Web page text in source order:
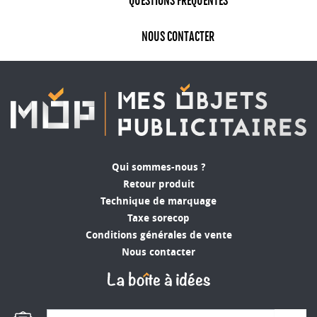
enfiler. Elles véhiculeront efficacement votre
lunettes de soleil personnalisées, vous offrez une
tenue de vacancier
Grossiste de claquettes
personnalisées avec votre logo
Lesclaquettes publicitairessont des produits
vous proposons une gamme de qualité
accessible à tous les budgets et parfaite pour
dénicher le produit adapté à votre projet.
Véritable outil efficace pour la promotion de
votre entreprise, les claquettes et tongs
personnalisées peuvent être offertes en cadeaux
conférences, ce qui permettra à votre marque
NOUS CONTACTER
Qui sommes-nous ?
Retour produit
Technique de marquage
Taxe sorecop
Conditions générales de vente
Nous contacter